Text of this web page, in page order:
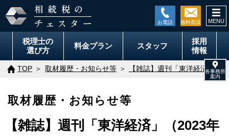
税理士の
選び方
料金プラン スタッフ
採用
情報
TOP 取材履歴・お知らせ等 【雑誌】週刊「東洋経済」（
取材履歴・お知らせ等
【雑誌】週刊「東洋経済」（2023年